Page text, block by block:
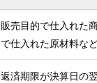
販売目的で仕入れた
で仕入れた原材料など
返済期限が決算日の